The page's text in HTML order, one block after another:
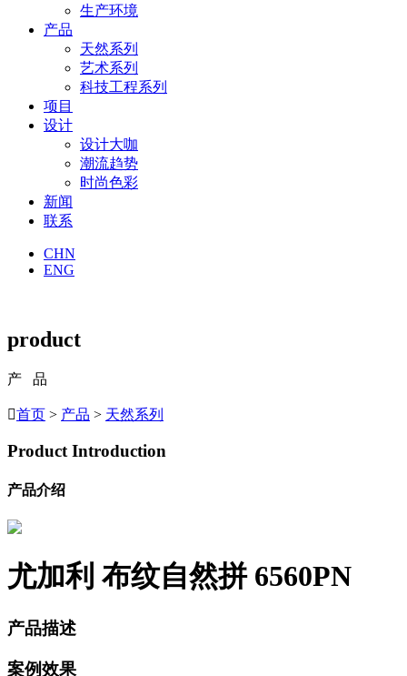
生产环境
产品
天然系列
艺术系列
科技工程系列
项目
设计
设计大咖
潮流趋势
时尚色彩
新闻
联系
CHN
ENG
product
产 品
首页 > 产品 > 天然系列
Product Introduction
产品介绍
尤加利 布纹自然拼6560PN
产品描述
案例效果